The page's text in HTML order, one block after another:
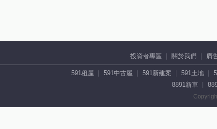
投資者專區 關於我們 廣
591租屋 591中古屋 591新建案 591土地
8891新車